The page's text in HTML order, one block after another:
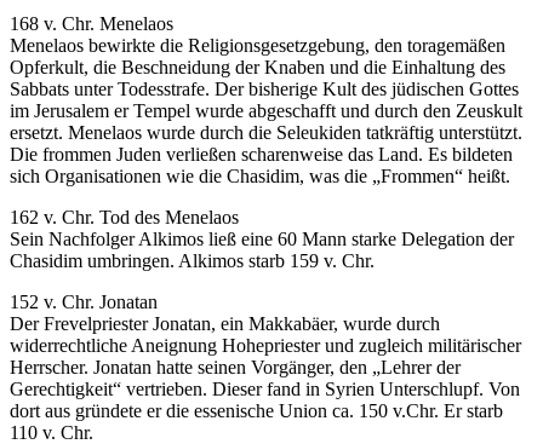
168 v. Chr. Menelaos
Menelaos bewirkte die Religionsgesetzgebung, den toragemäßen
Opferkult, die Beschneidung der Knaben und die Einhaltung des
Sabbats unter Todesstrafe. Der bisherige Kult des jüdischen Gottes
im Jerusalem er Tempel wurde abgeschafft und durch den Zeuskult
ersetzt. Menelaos wurde durch die Seleukiden tatkräftig unterstützt.
Die frommen Juden verließen scharenweise das Land. Es bildeten
sich Organisationen wie die Chasidim, was die „Frommen“ heißt.
162 v. Chr. Tod des Menelaos
Sein Nachfolger Alkimos ließ eine 60 Mann starke Delegation der
Chasidim umbringen. Alkimos starb 159 v. Chr.
152 v. Chr. Jonatan
Der Frevelpriester Jonatan, ein Makkabäer, wurde durch
widerrechtliche Aneignung Hohepriester und zugleich militärischer
Herrscher. Jonatan hatte seinen Vorgänger, den „Lehrer der
Gerechtigkeit“ vertrieben. Dieser fand in Syrien Unterschlupf. Von
dort aus gründete er die essenische Union ca. 150 v.Chr. Er starb
110 v. Chr.